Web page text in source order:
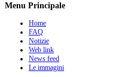
Menu Principale
Home
FAQ
Notizie
Web link
News feed
Le immagini